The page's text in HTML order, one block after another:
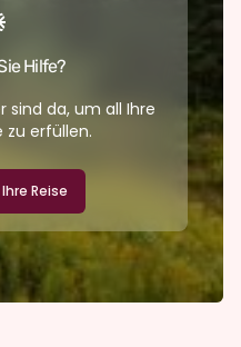
Hilfe?
sind da, um all Ihre
zu erfüllen.
Reise